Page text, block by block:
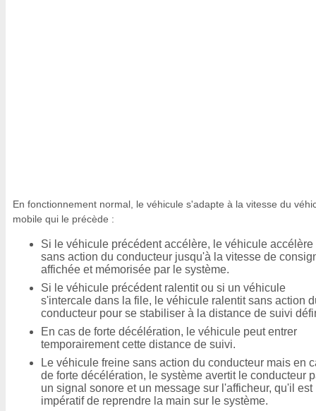
En fonctionnement normal, le véhicule s'adapte à la vitesse du
mobile qui le précède :
Si le véhicule précédent accélère, le véhicule accélère
sans action du conducteur jusqu'à la vitesse de
affichée et mémorisée par le système.
Si le véhicule précédent ralentit ou si un véhicule
s'intercale dans la file, le véhicule ralentit sans action
conducteur pour se stabiliser à la distance de suivi
En cas de forte décélération, le véhicule peut entrer
temporairement cette distance de suivi.
Le véhicule freine sans action du conducteur mais en
de forte décélération, le système avertit le conducteur
un signal sonore et un message sur l'afficheur, qu'il est
impératif de reprendre la main sur le système.